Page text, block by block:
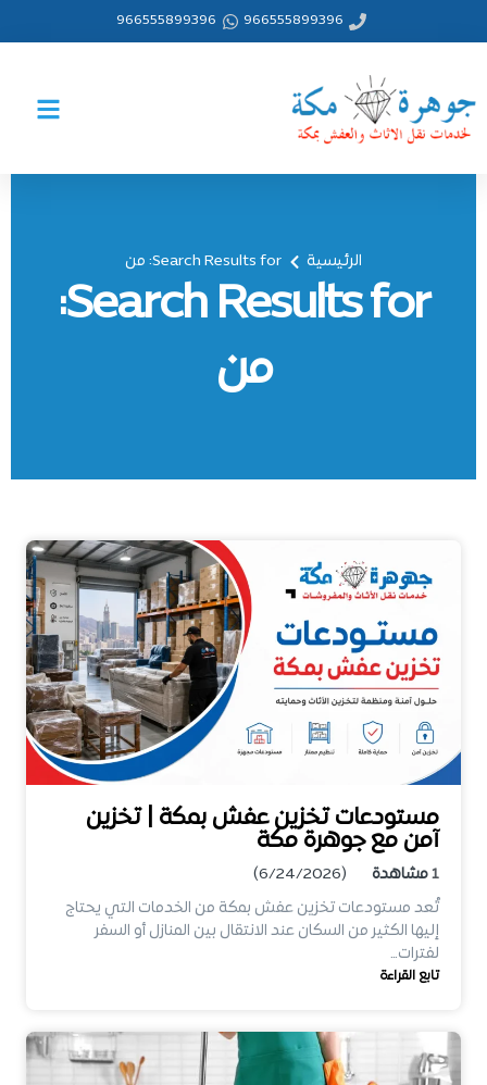
966555899396
966555899396
الرئيسية Search Results for: من
Search Results for:
من
مستودعات تخزين عفش بمكة | تخزين
آمن مع جوهرة مكة
1مشاهدة
(6/24/2026)
تُعد مستودعات تخزين عفش بمكة من الخدمات التي يحتاج
إليها الكثير من السكان عند الانتقال بين المنازل أو السفر
لفترات…
تابع القراءة